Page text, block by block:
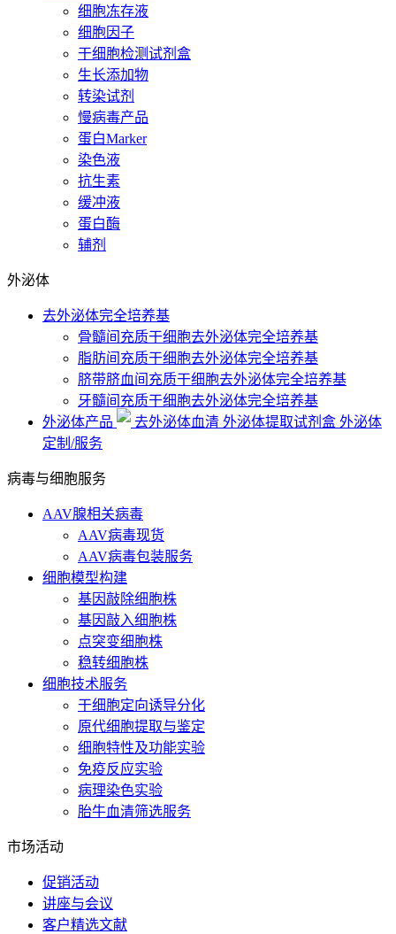
细胞冻存液
细胞因子
干细胞检测试剂盒
生长添加物
转染试剂
慢病毒产品
蛋白Marker
染色液
抗生素
缓冲液
蛋白酶
辅剂
外泌体
去外泌体完全培养基
骨髓间充质干细胞去外泌体完全培养基
脂肪间充质干细胞去外泌体完全培养基
脐带脐血间充质干细胞去外泌体完全培养基
牙髓间充质干细胞去外泌体完全培养基
外泌体产品
去外泌体血清 外泌体提取试剂盒 外泌体
定制/服务
病毒与细胞服务
AAV腺相关病毒
AAV病毒现货
AAV病毒包装服务
细胞模型构建
基因敲除细胞株
基因敲入细胞株
点突变细胞株
稳转细胞株
细胞技术服务
干细胞定向诱导分化
原代细胞提取与鉴定
细胞特性及功能实验
免疫反应实验
病理染色实验
胎牛血清筛选服务
市场活动
促销活动
讲座与会议
客户精选文献